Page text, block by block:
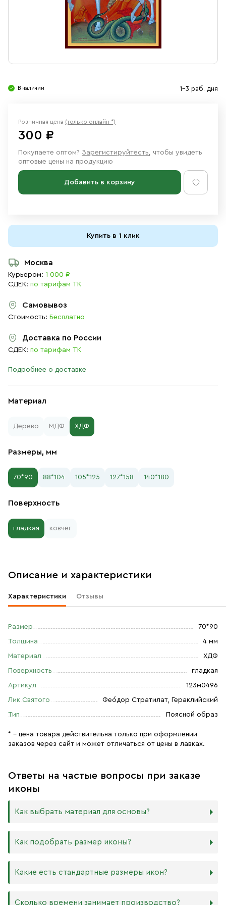
Ювелирные изделия
В наличии 1-3 раб. дня
Материал
Дерево МДФ ХДФ
Размеры, мм
70*90 88*104 105*125 127*158 140*180
Поверхность
гладкая ковчег
Розничная цена (только онлайн *)
300 ₽
Покупаете оптом? Зарегистируйтесть, чтобы увидеть
оптовые цены на продукцию
Добавить в корзину
Купить в 1 клик
Москва
Курьером: 1 000 ₽
СДЕК: по тарифам ТК
Самовывоз
Стоимость: Бесплатно
Доставка по России
СДЕК: по тарифам ТК
Подробнее о доставке
Описание и характеристики
Характеристики Отзывы
Размер 70*90
Толщина 4 мм
Материал ХДФ
Поверхность гладкая
Артикул 123м0496
Лик Святого Фео́дор Стратилат, Гераклийский
Тип Поясной образ
* – цена товара действительна только при оформлении
заказов через сайт и может отличаться от цены в лавках.
Ответы на частые вопросы при заказе
иконы
Как выбрать материал для основы?
Мы изготавливаем иконы на трёх разных видах досок:
МДФ. Ламинированная древесно-стружечная плита —
Как подобрать размер иконы?
Никаких строгих правил по тому, какого размера
иконостас, можно ориентироваться на него.
Какие есть стандартные размеры икон?
Сколько времени занимает производство?